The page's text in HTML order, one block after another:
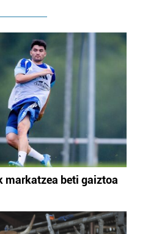
markatzea beti gaiztoa